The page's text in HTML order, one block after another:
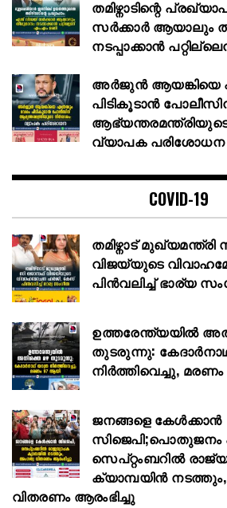
തമിഴ്നാടിന്റെ
സർക്കാർ ആയാലും
നടപ്പാക്കാൻ
അര്‍ജുന്‍ ആയങ്കിയെ
പിടികൂടാന്‍
ആഭ്യന്തരമന്ത്രിയുടെ
വ്യാപക പരിശോധന
COVID-19
തമിഴ്നാട്
വിജയ്‌യുടെ
പിൻവലിച്ച് ഭാര്യ
ഉത്തരേന്ത്യയിൽ
തുടരുന്നു:
നിർത്തിവെച്ചു,
ജനങ്ങളെ കേൾക്കാൻ
സെപ്റ്റംബറിൽ
ക്യാമ്പയിൻ
വിതരണം ആരംഭിച്ചു